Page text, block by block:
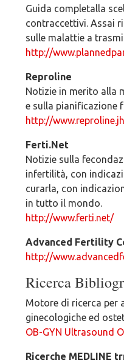
Guida completalla
contraccettivi. Assai
sulle malattie a
http://
Reproline
Notizie in merito alla
e sulla pianificazione
http://
Ferti.Net
Notizie sulla
infertilità, con
curarla, con
in tutto il mondo.
http://www.ferti.net/
Advanced Fertility
http://
Ricerca
Motore di ricerca per
ginecologiche ed
OB-GYN Ultrasound
Ricerche MEDLINE